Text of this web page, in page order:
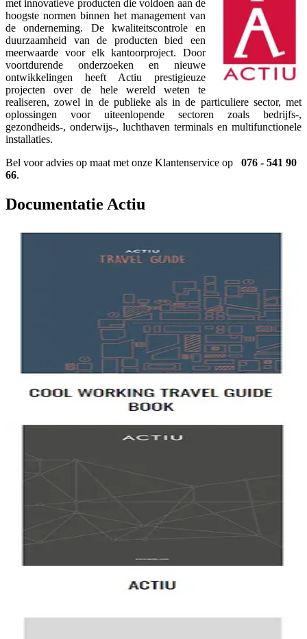
met innovatieve producten die voldoen aan de
hoogste normen binnen het management van
de onderneming. De kwaliteitscontrole en
duurzaamheid van de producten bied een
meerwaarde voor elk kantoorproject. Door
voortdurende onderzoeken en nieuwe
ontwikkelingen heeft Actiu prestigieuze
projecten over de hele wereld weten te
realiseren, zowel in de publieke als in de particuliere sector, met
oplossingen voor uiteenlopende sectoren zoals bedrijfs-,
gezondheids-, onderwijs-, luchthaven terminals en multifunctionele
installaties.
Bel voor advies op maat met onze Klantenservice op 076 - 541 90
66.
Documentatie Actiu